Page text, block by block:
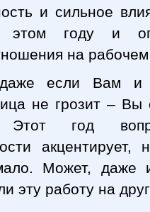
и сильное
году и
на
если Вам и
не грозит –
Этот год
Может, даже
эту работу на